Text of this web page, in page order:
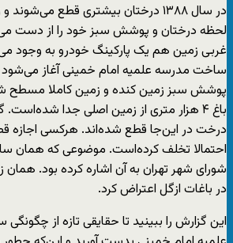
در سال ۱۳۸۸ درختان بیشتری قطع
لحظه درختان و پوشش سبز خود را از دست
ساخت مدرسه علمیه امام خمینی آغاز می‌شود
پوشش سبز زمین کنده و زمین کاملا مسطح
درخت در این‌جا قطع شده‌اند. هرکسی اجازه
احتمالا تخلف کرده‌است. موضوعی که همان
شورای شهر تهران به آن اشاره کرده بود.
در باغات ازگل اعتراض کرد.
این گزارش را ببینید تا حقایقی تازه از